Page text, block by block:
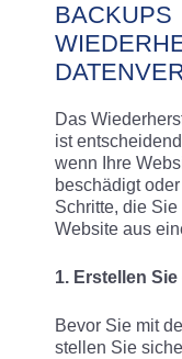
BACKUPS
Das
ist
wenn Ihre
beschädigt
Schritte, die
Website aus
1. Erstellen
Bevor Sie mit
stellen Sie